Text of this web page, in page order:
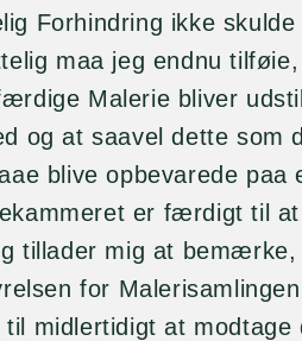
Forhindring ikke
maa jeg endnu
Malerie bliver
og at saavel dette som
blive opbevarede paa
er færdigt til
tillader mig at
for
midlertidigt at modtage